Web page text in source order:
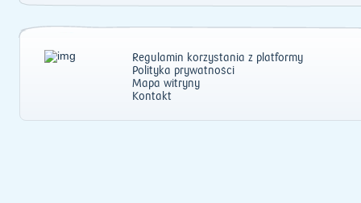
Regulamin korzystania z platformy
Polityka prywatności
Mapa witryny
Kontakt